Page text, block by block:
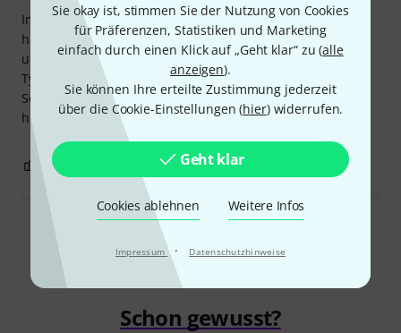
Sie okay ist, stimmen Sie der Nutzung von Cookies
für Präferenzen, Statistiken und Marketing
einfach durch einen Klick auf „Geht klar“ zu (alle
anzeigen).
Sie können Ihre erteilte Zustimmung jederzeit
über die Cookie-Einstellungen (hier) widerrufen.
Geht klar
Cookies ablehnen Weitere Infos
Impressum · Datenschutzhinweise
Im Großen ganzen damit zufrieden. Schade das er in der
höhe nicht verstellbar ist. Oben hab ich ein MOX F6 und
unten eine Tyros 4 da ist kaum möglich den Bildschirm der
Tyros 4 aufzuklappen.
Service und Kontakt hier alles super. War mein erster Kauf
hier
BEWERTUNG MELDEN
Alle Bewertungen lesen
Schon gewusst?